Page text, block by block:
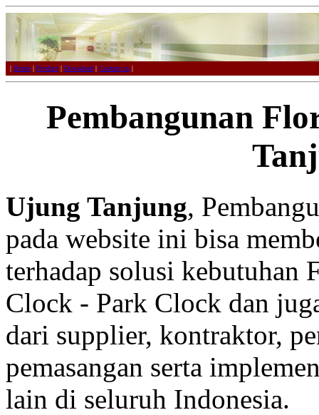
| Home | Product | Download | Contact us |
Pembangunan
Ujung Tanjung,
pada website ini bisa
terhadap solusi kebutuhan
Clock - Park Clock dan
dari supplier, kontraktor,
pemasangan serta
lain di seluruh Indonesia.